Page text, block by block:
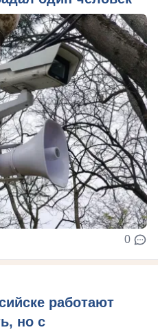
0
работают
но с